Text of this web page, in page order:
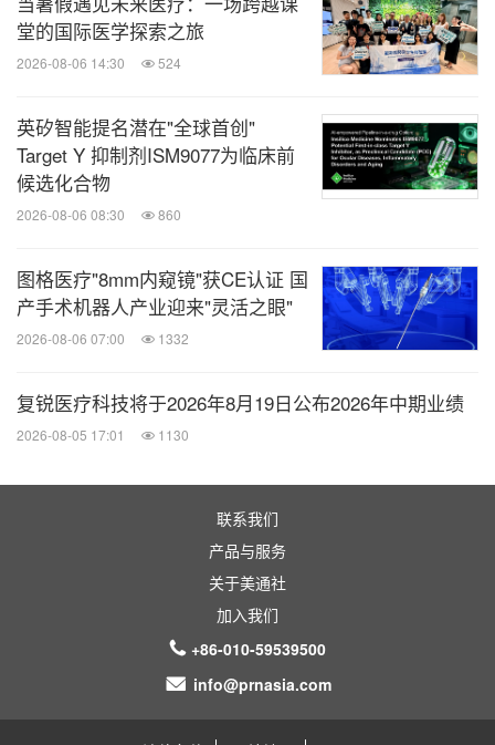
堂的国际医学探索之旅
2026-08-06 14:30 524
英矽智能提名潜在"全球首创"
Target Y 抑制剂ISM9077为临床前
候选化合物
2026-08-06 08:30 860
图格医疗"8mm内窥镜"获CE认证 国
产手术机器人产业迎来"灵活之眼"
2026-08-06 07:00 1332
复锐医疗科技将于2026年8月19日公布2026年中期业绩
2026-08-05 17:01 1130
联系我们
产品与服务
关于美通社
加入我们
+86-010-59539500
info@prnasia.com